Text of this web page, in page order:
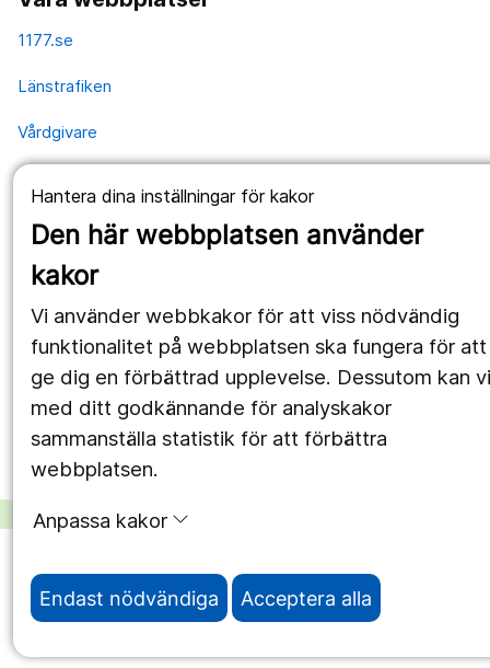
Hantera dina inställningar för kakor
Den här webbplatsen använder
kakor
Vi använder webbkakor för att viss nödvändig
funktionalitet på webbplatsen ska fungera för att
ge dig en förbättrad upplevelse. Dessutom kan vi
med ditt godkännande för analyskakor
sammanställa statistik för att förbättra
webbplatsen.
Anpassa kakor
Endast nödvändiga Acceptera alla
1177.se
Länstrafiken
Vårdgivare
portraitInstagram
work_outlineLinkedIn